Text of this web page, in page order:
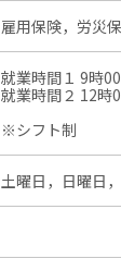
雇用保険，労災
就業時間１ 9時
就業時間２ 12時
※シフト制
土曜日，日曜日